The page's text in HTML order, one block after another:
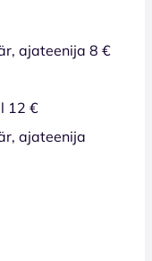
ajateenija 8 €
12 €
ajateenija